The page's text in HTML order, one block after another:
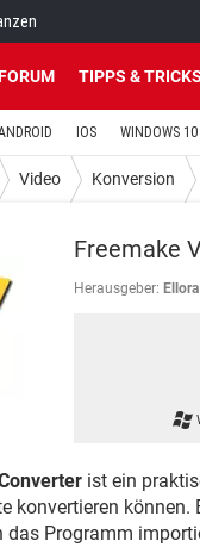
TIPPS & TRICKS
IOS WINDOWS 10
Video Konversion
Freemake
Herausgeber:
ist ein
konvertieren
das Programm